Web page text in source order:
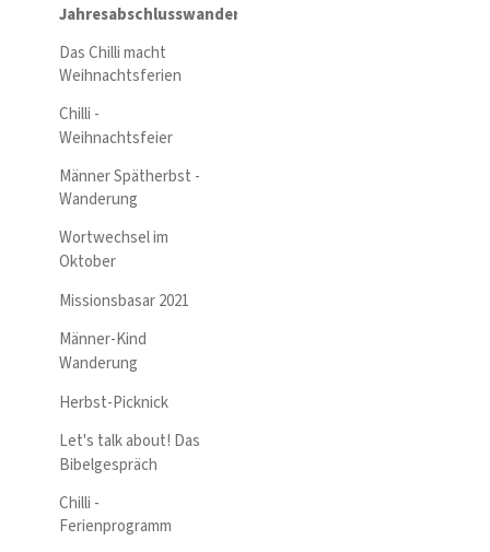
Jahresabschlusswanderung
Das Chilli macht
Weihnachtsferien
Chilli -
Weihnachtsfeier
Männer Spätherbst -
Wanderung
Wortwechsel im
Oktober
Missionsbasar 2021
Männer-Kind
Wanderung
Herbst-Picknick
Let's talk about! Das
Bibelgespräch
Chilli -
Ferienprogramm